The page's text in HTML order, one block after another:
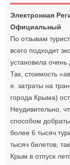
Электронная
Официальный
По отзывам
всего подходит
установила
Так, стоимость
е. затраты на
города Крыма)
Неудивительно,
способом
более 6 тысяч
тысяч билетов,
Крым в отпуск